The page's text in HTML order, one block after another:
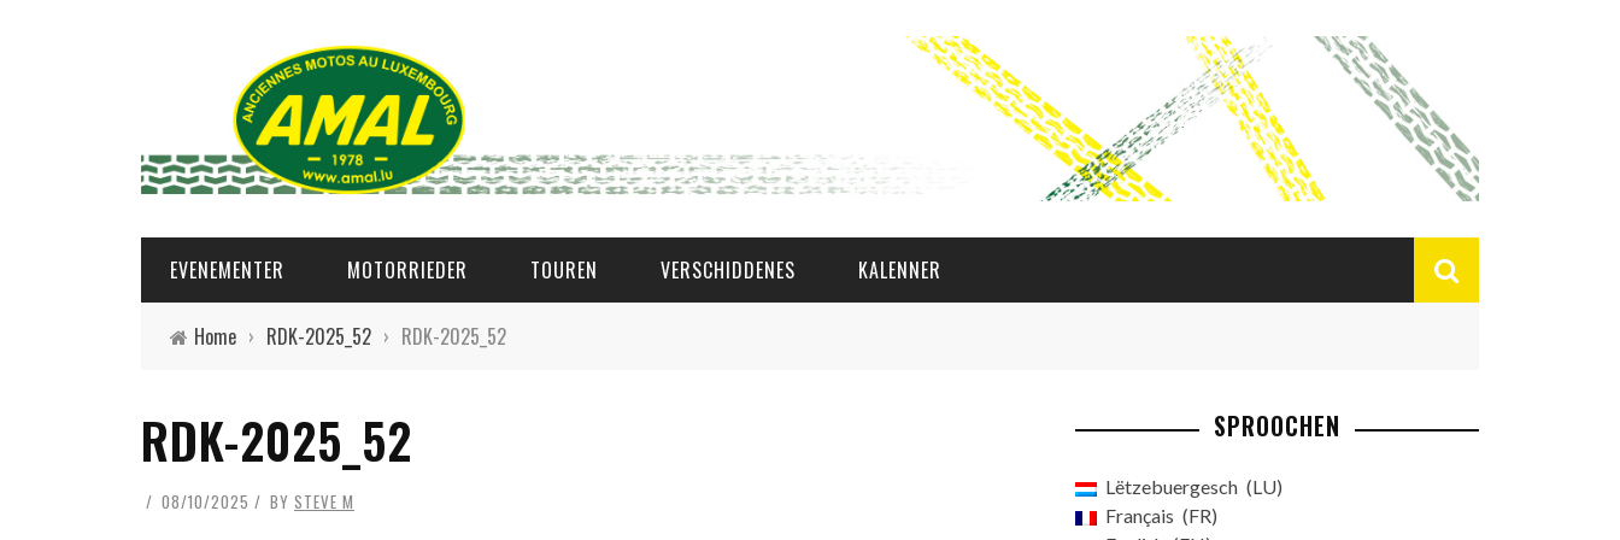
EVENEMENTER MOTORRIEDER TOUREN VERSCHIDDENES KALENNER
Home › RDK-2025_52 › RDK-2025_52
RDK-2025_52
08/10/2025 BY STEVE M
SPROOCHEN
Lëtzebuergesch
LU
Français
FR